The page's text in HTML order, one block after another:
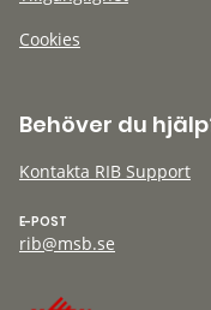
Cookies
Behöver du
Kontakta RIB Support
E-POST
rib@msb.se